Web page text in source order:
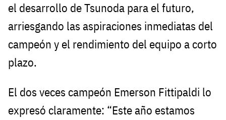
el desarrollo de Tsunoda para el futuro,
arriesgando las aspiraciones inmediatas del
campeón y el rendimiento del equipo a corto
plazo.
El dos veces campeón Emerson Fittipaldi lo
expresó claramente: “Este año estamos